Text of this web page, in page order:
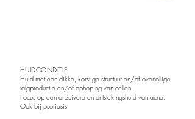
HUIDCONDITIE
Huid met een dikke, korstige structuur en/of overtollige
talgproductie en/of ophoping van cellen.
Focus op een onzuivere en ontstekingshuid van acne.
Ook bij psoriasis